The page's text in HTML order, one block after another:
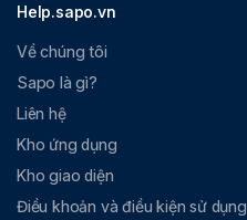
Help.sapo.vn
Về chúng tôi
Sapo là gì?
Liên hệ
Kho ứng dụng
Kho giao diện
Điều khoản và điều kiện sử dụng